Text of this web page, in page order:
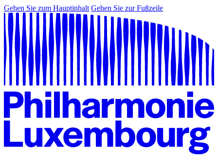
Gehen Sie zum Hauptinhalt Gehen Sie zur Fußzeile